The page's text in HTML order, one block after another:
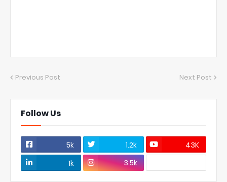
Previous Post Next Post
Follow Us
5k 1.2k
43K
1k
3.5k